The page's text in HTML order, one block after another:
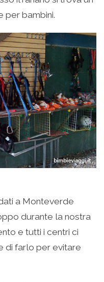
per bambini.
a Monteverde
durante la nostra
e tutti i centri ci
di farlo per evitare